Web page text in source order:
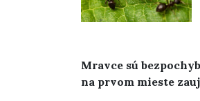
Mravce sú
na prvom mieste